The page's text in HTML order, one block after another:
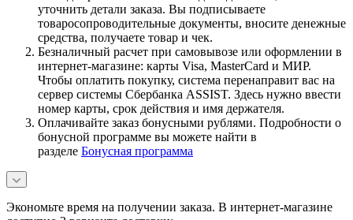
уточнить детали заказа. Вы подписываете
товаросопроводительные документы, вносите денежные
средства, получаете товар и чек.
Безналичный расчет при самовывозе или оформлении в
интернет-магазине: карты Visa, MasterCard и МИР.
Чтобы оплатить покупку, система перенаправит вас на
сервер системы Сбербанка ASSIST. Здесь нужно ввести
номер карты, срок действия и имя держателя.
Оплачивайте заказ бонусными рублями. Подробности о
бонусной программе вы можете найти в
разделе Бонусная программа
Экономьте время на получении заказа. В интернет-магазине